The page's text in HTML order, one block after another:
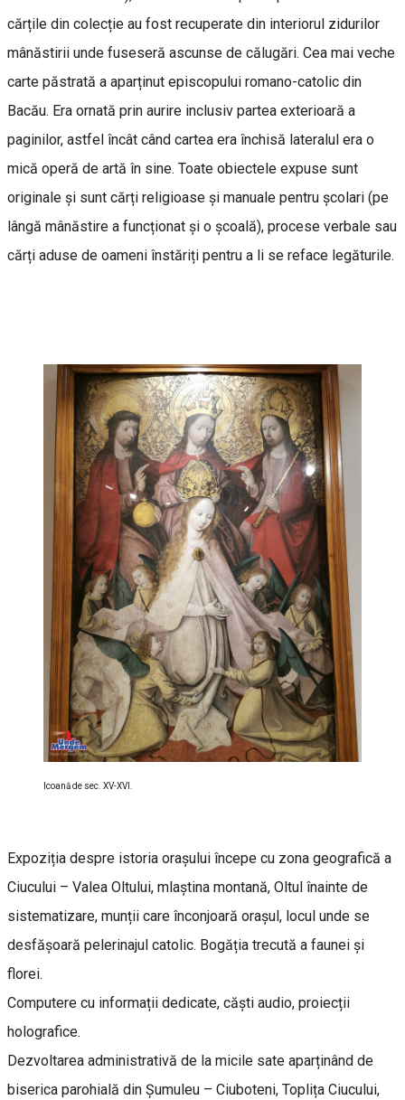
cărțile din colecție au fost recuperate din interiorul zidurilor
mânăstirii unde fuseseră ascunse de călugări. Cea mai veche
carte păstrată a aparținut episcopului romano-catolic din
Bacău. Era ornată prin aurire inclusiv partea exterioară a
paginilor, astfel încât când cartea era închisă lateralul era o
mică operă de artă în sine. Toate obiectele expuse sunt
originale și sunt cărți religioase și manuale pentru școlari (pe
lângă mânăstire a funcționat și o școală), procese verbale sau
cărți aduse de oameni înstăriți pentru a li se reface legăturile.
Icoană de sec. XV-XVI.
Expoziția despre istoria orașului începe cu zona geografică a
Ciucului – Valea Oltului, mlaștina montană, Oltul înainte de
sistematizare, munții care înconjoară orașul, locul unde se
desfășoară pelerinajul catolic. Bogăția trecută a faunei și
florei.
Computere cu informații dedicate, căști audio, proiecții
holografice.
Dezvoltarea administrativă de la micile sate aparținând de
biserica parohială din Șumuleu – Ciuboteni, Toplița Ciucului,